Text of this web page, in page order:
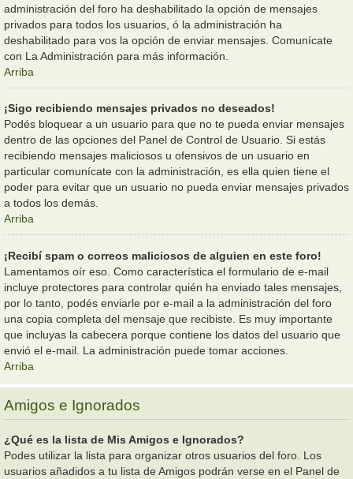
administración del foro ha deshabilitado la opción de mensajes
privados para todos los usuarios, ó la administración ha
deshabilitado para vos la opción de enviar mensajes. Comunícate
con La Administración para más información.
Arriba
¡Sigo recibiendo mensajes privados no deseados!
Podés bloquear a un usuario para que no te pueda enviar mensajes
dentro de las opciones del Panel de Control de Usuario. Si estás
recibiendo mensajes maliciosos u ofensivos de un usuario en
particular comunícate con la administración, es ella quien tiene el
poder para evitar que un usuario no pueda enviar mensajes privados
a todos los demás.
Arriba
¡Recibí spam o correos maliciosos de alguien en este foro!
Lamentamos oír eso. Como característica el formulario de e-mail
incluye protectores para controlar quién ha enviado tales mensajes,
por lo tanto, podés enviarle por e-mail a la administración del foro
una copia completa del mensaje que recibiste. Es muy importante
que incluyas la cabecera porque contiene los datos del usuario que
envió el e-mail. La administración puede tomar acciones.
Arriba
Amigos e Ignorados
¿Qué es la lista de Mis Amigos e Ignorados?
Podes utilizar la lista para organizar otros usuarios del foro. Los
usuarios añadidos a tu lista de Amigos podrán verse en el Panel de